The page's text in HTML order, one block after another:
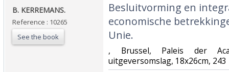
‎B. KERREMANS.‎
Reference : 10265
See the book
‎Besluitvorming en
economische
Unie.‎
‎, Brussel, Paleis der
uitgeversomslag, 18x26cm, 243